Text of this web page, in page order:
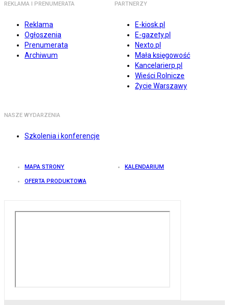
REKLAMA I PRENUMERATA
Reklama
Ogłoszenia
Prenumerata
Archiwum
PARTNERZY
E-kiosk.pl
E-gazety.pl
Nexto.pl
Mała księgowość
Kancelarierp.pl
Wieści Rolnicze
Życie Warszawy
NASZE WYDARZENIA
Szkolenia i konferencje
MAPA STRONY KALENDARIUM
OFERTA PRODUKTOWA